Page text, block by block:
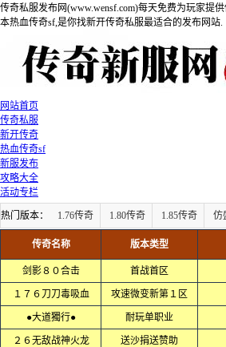
传奇私服发布网(www.wensf.com)每天免费为玩家提
本热血传奇sf,是你找新开传奇私服最适合的发布网站.
网站首页
传奇私服
新开传奇
热血传奇sf
新服发布
攻略大全
活动专栏
热门版本： 1.76传奇 1.80传奇 1.85传奇 仿
传奇名称 版本类型
剑影８０合击 首战首区
１７６刀刀毒吸血 攻速微变新第１区
●大道獨行● 耐玩单职业
２６无敌战神火龙 送沙捐送赞助